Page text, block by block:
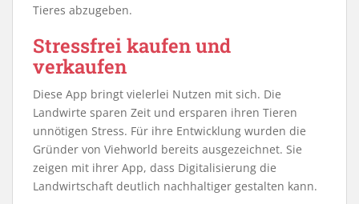
Tieres abzugeben.
Stressfrei kaufen und
verkaufen
Diese App bringt vielerlei Nutzen mit sich. Die
Landwirte sparen Zeit und ersparen ihren Tieren
unnötigen Stress. Für ihre Entwicklung wurden die
Gründer von Viehworld bereits ausgezeichnet. Sie
zeigen mit ihrer App, dass Digitalisierung die
Landwirtschaft deutlich nachhaltiger gestalten kann.